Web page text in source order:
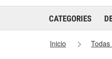
CATEGORIES
Inicio